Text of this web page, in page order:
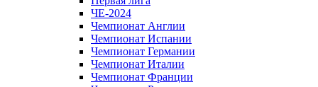
ЧЕ-2024
Чемпионат Англии
Чемпионат Испании
Чемпионат Германии
Чемпионат Италии
Чемпионат Франции